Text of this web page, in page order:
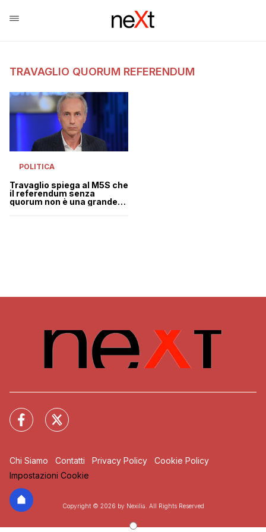
TRAVAGLIO QUORUM REFERENDUM
POLITICA
Travaglio spiega al M5S che
il referendum senza
quorum non è una grande
Chi Siamo Contatti Privacy Policy
Cookie Policy
Impostazioni Cookie
Copyright © 2026 by Nexilia. All Rights Reserved